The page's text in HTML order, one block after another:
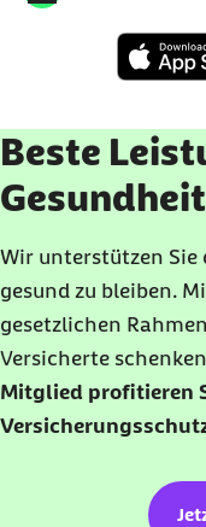
Beste
Wir unterstützen Sie
gesund zu bleiben.
gesetzlichen
Versicherte
Mitglied profitieren